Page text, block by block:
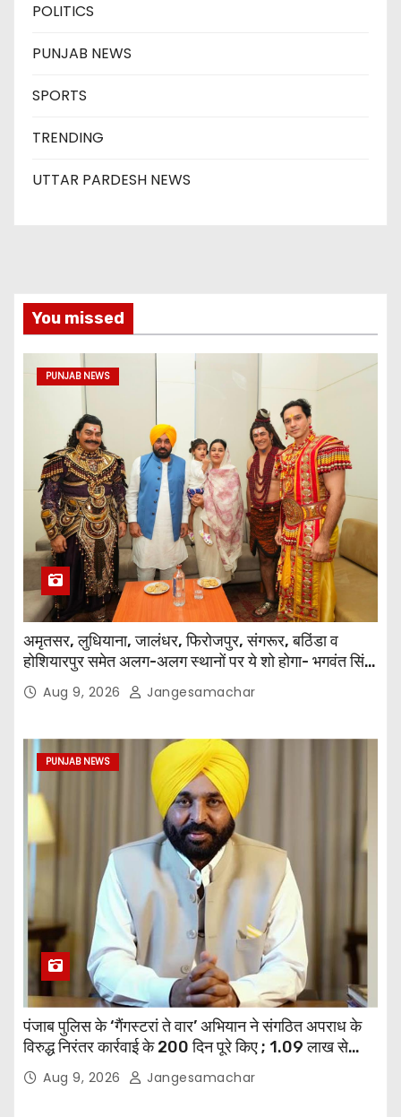
POLITICS
PUNJAB NEWS
SPORTS
TRENDING
UTTAR PARDESH NEWS
You missed
PUNJAB NEWS
अमृतसर, लुधियाना, जालंधर, फिरोजपुर, संगरूर, बठिंडा व
होशियारपुर समेत अलग-अलग स्थानों पर ये शो होगा- भगवंत सिंह
मान Aug 9, 2026 Jangesamachar
PUNJAB NEWS
पंजाब पुलिस के ‘गैंगस्टरां ते वार’ अभियान ने संगठित अपराध के
विरुद्ध निरंतर कार्रवाई के 200 दिन पूरे किए ; 1.09 लाख से
अधिक छापेमारियाँ कीं, 1,532 घोषित अपराधी गिरफ़्तार किए
Aug 9, 2026 Jangesamachar